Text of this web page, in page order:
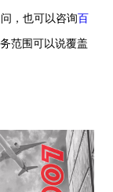
，也可以咨询百
范围可以说覆盖